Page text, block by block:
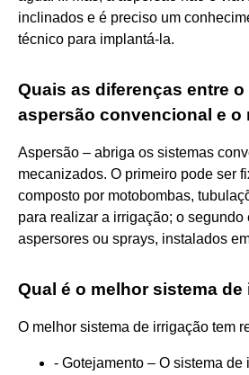
inclinados e é preciso um
técnico para implantá-la.
Quais as diferenças entre o
aspersão convencional e o
Aspersão – abriga os sistemas
mecanizados. O primeiro pode ser
composto por motobombas,
para realizar a irrigação; o segundo
aspersores ou sprays, instalados
Qual é o melhor sistema de
O melhor sistema de irrigação tem
- Gotejamento – O sistema de